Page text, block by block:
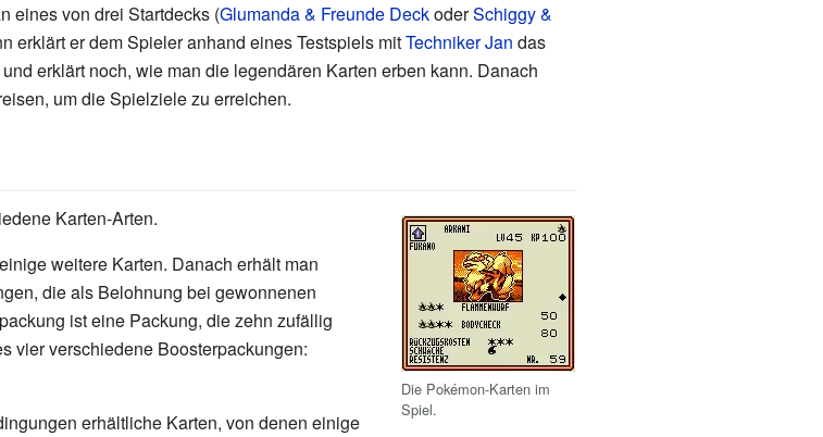
eines von drei Startdecks (Glumanda & Freunde DeckoderSchiggy &
erklärt er dem Spieler anhand eines Testspiels mitTechniker Jan das
erklärt noch, wie man die legendären Karten erben kann. Danach
um die Spielziele zu erreichen.
Die Pokémon-Karten im
Spiel.
Karten-Arten.
weitere Karten. Danach erhält man
die als Belohnung bei gewonnenen
ist eine Packung, die zehn zufällig
vier verschiedene Boosterpackungen:
erhältliche Karten, von denen einige